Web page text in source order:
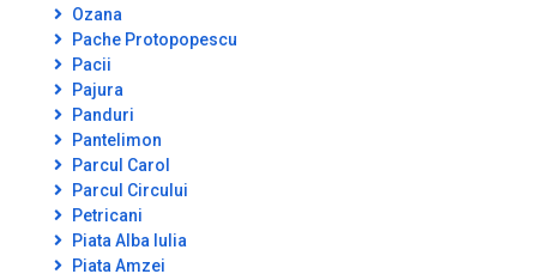
Ozana
Pache Protopopescu
Pacii
Pajura
Panduri
Pantelimon
Parcul Carol
Parcul Circului
Petricani
Piata Alba Iulia
Piata Amzei